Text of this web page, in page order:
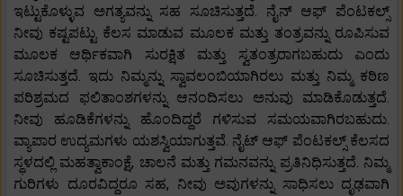
ಇಟ್ಟುಕೊಳ್ಳುವ ಅಗತ್ಯವನ್ನು ಸಹ ಸೂಚಿಸುತ್ತದೆ. ನೈನ್ ಆಫ್ ಪೆಂಟಕಲ್ಸ್
ನೀವು ಕಷ್ಟಪಟ್ಟು ಕೆಲಸ ಮಾಡುವ ಮೂಲಕ ಮತ್ತು ತಂತ್ರವನ್ನು ರೂಪಿಸುವ
ಮೂಲಕ ಆರ್ಥಿಕವಾಗಿ ಸುರಕ್ಷಿತ ಮತ್ತು ಸ್ವತಂತ್ರರಾಗಬಹುದು ಎಂದು
ಸೂಚಿಸುತ್ತದೆ. ಇದು ನಿಮ್ಮನ್ನು ಸ್ವಾವಲಂಬಿಯಾಗಿರಲು ಮತ್ತು ನಿಮ್ಮ ಕಠಿಣ
ಪರಿಶ್ರಮದ ಫಲಿತಾಂಶಗಳನ್ನು ಆನಂದಿಸಲು ಅನುವು ಮಾಡಿಕೊಡುತ್ತದೆ.
ನೀವು ಹೂಡಿಕೆಗಳನ್ನು ಹೊಂದಿದ್ದರೆ ಗಳಿಸುವ ಸಮಯವಾಗಿರಬಹುದು.
ವ್ಯಾಪಾರ ಉದ್ಯಮಗಳು ಯಶಸ್ವಿಯಾಗುತ್ತವೆ. ನೈಟ್ ಆಫ್ ಪೆಂಟಕಲ್ಸ್ ಕೆಲಸದ
ಸ್ಥಳದಲ್ಲಿ ಮಹತ್ವಾಕಾಂಕ್ಷೆ, ಚಾಲನೆ ಮತ್ತು ಗಮನವನ್ನು ಪ್ರತಿನಿಧಿಸುತ್ತದೆ. ನಿಮ್ಮ
ಗುರಿಗಳು ದೂರವಿದ್ದರೂ ಸಹ, ನೀವು ಅವುಗಳನ್ನು ಸಾಧಿಸಲು ದೃಢವಾಗಿ